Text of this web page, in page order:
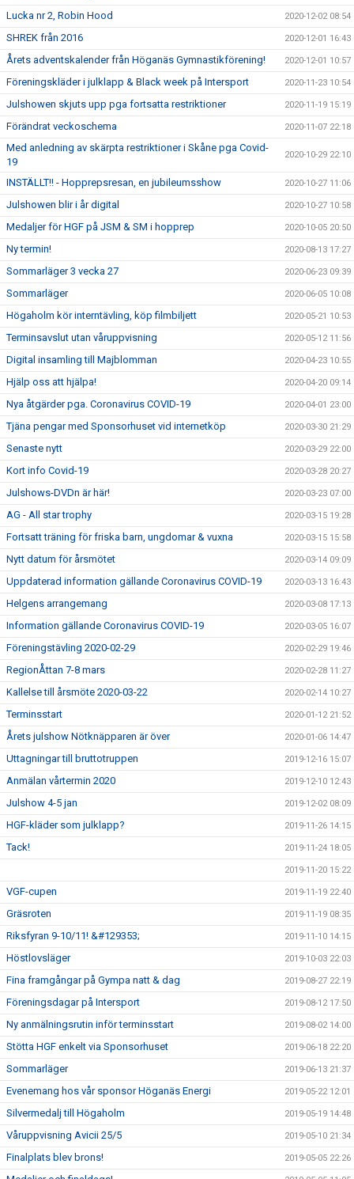
Lucka nr 2, Robin Hood 2020-12-02 08:54
SHREK från 2016 2020-12-01 16:43
Årets adventskalender från Höganäs Gymnastikförening! 2020-12-01 10:57
Föreningskläder i julklapp & Black week på Intersport 2020-11-23 10:54
Julshowen skjuts upp pga fortsatta restriktioner 2020-11-19 15:19
Förändrat veckoschema 2020-11-07 22:18
Med anledning av skärpta restriktioner i Skåne pga Covid-
19
2020-10-29 22:10
INSTÄLLT!! - Hopprepsresan, en jubileumsshow 2020-10-27 11:06
Julshowen blir i år digital 2020-10-27 10:58
Medaljer för HGF på JSM & SM i hopprep 2020-10-05 20:50
Ny termin! 2020-08-13 17:27
Sommarläger 3 vecka 27 2020-06-23 09:39
Sommarläger 2020-06-05 10:08
Högaholm kör interntävling, köp filmbiljett 2020-05-21 10:53
Terminsavslut utan våruppvisning 2020-05-12 11:56
Digital insamling till Majblomman 2020-04-23 10:55
Hjälp oss att hjälpa! 2020-04-20 09:14
Nya åtgärder pga. Coronavirus COVID-19 2020-04-01 23:00
Tjäna pengar med Sponsorhuset vid internetköp 2020-03-30 21:29
Senaste nytt 2020-03-29 22:00
Kort info Covid-19 2020-03-28 20:27
Julshows-DVDn är här! 2020-03-23 07:00
AG - All star trophy 2020-03-15 19:28
Fortsatt träning för friska barn, ungdomar & vuxna 2020-03-15 15:58
Nytt datum för årsmötet 2020-03-14 09:09
Uppdaterad information gällande Coronavirus COVID-19 2020-03-13 16:43
Helgens arrangemang 2020-03-08 17:13
Information gällande Coronavirus COVID-19 2020-03-05 16:07
Föreningstävling 2020-02-29 2020-02-29 19:46
RegionÅttan 7-8 mars 2020-02-28 11:27
Kallelse till årsmöte 2020-03-22 2020-02-14 10:27
Terminsstart 2020-01-12 21:52
Årets julshow Nötknäpparen är över 2020-01-06 14:47
Uttagningar till bruttotruppen 2019-12-16 15:07
Anmälan vårtermin 2020 2019-12-10 12:43
Julshow 4-5 jan 2019-12-02 08:09
HGF-kläder som julklapp? 2019-11-26 14:15
Tack! 2019-11-24 18:05
2019-11-20 15:22
VGF-cupen 2019-11-19 22:40
Gräsroten 2019-11-19 08:35
Riksfyran 9-10/11! &#129353; 2019-11-10 14:15
Höstlovsläger 2019-10-03 22:03
Fina framgångar på Gympa natt & dag 2019-08-27 22:19
Föreningsdagar på Intersport 2019-08-12 17:50
Ny anmälningsrutin inför terminsstart 2019-08-02 14:00
Stötta HGF enkelt via Sponsorhuset 2019-06-18 22:20
Sommarläger 2019-06-13 21:37
Evenemang hos vår sponsor Höganäs Energi 2019-05-22 12:01
Silvermedalj till Högaholm 2019-05-19 14:48
Våruppvisning Avicii 25/5 2019-05-10 21:34
Finalplats blev brons! 2019-05-05 22:26